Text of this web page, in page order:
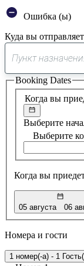
Ошибка (ы)
Куда вы
Когда вы
Выберите
Выберите
Когда вы
05 августа 06
Booking Dates
Номера и гости
1 номер(-а) - 1